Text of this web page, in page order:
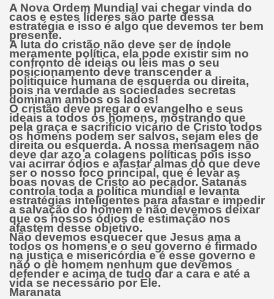
A Nova Ordem Mundial vai chegar vinda do
caos e estes líderes são parte dessa
estratégia e isso é algo que devemos ter bem
presente.
A luta do cristão não deve ser de índole
meramente política, ela pode existir sim no
confronto de ideias ou leis mas o seu
posicionamento deve transcender a
politiquice humana de esquerda ou direita,
pois na verdade as sociedades secretas
dominam ambos os lados!
O cristão deve pregar o evangelho e seus
ideais a todos os homens, mostrando que
pela graça e sacrifício vicário de Cristo todos
os homens podem ser salvos, sejam eles de
direita ou esquerda. A nossa mensagem não
deve dar azo a colagens políticas pois isso
vai acirrar ódios e afastar almas do que deve
ser o nosso foco principal, que é levar as
boas novas de Cristo ao pecador. Satanás
controla toda a política mundial e levanta
estratégias inteligentes para afastar e impedir
a salvação do homem e não devemos deixar
que os nossos ódios de estimação nos
afastem desse objetivo.
Não devemos esquecer que Jesus ama a
todos os homense o seu governo é firmado
na justiça e misericórdia e é esse governo e
não o de homem nenhum que devemos
defender e acima de tudo dar a cara e até a
vida se necessário por Ele.
Maranata